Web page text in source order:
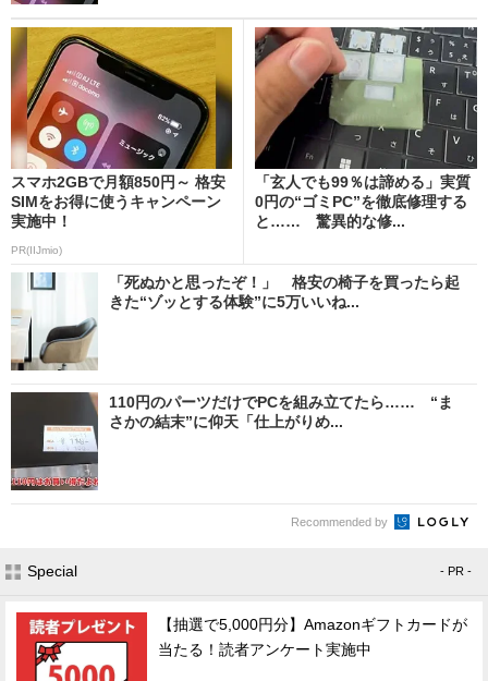
スマホ2GBで月額850円～ 格安
SIMをお得に使うキャンペーン
実施中！
PR(IIJmio)
「玄人でも99％は諦める」実質
0円の“ゴミPC”を徹底修理する
と…… 驚異的な修...
「死ぬかと思ったぞ！」 格安の椅子を買ったら起
きた“ゾッとする体験”に5万いいね...
110円のパーツだけでPCを組み立てたら…… “ま
さかの結末”に仰天「仕上がりめ...
Recommended by
Special - PR -
【抽選で5,000円分】Amazonギフトカードが
当たる！読者アンケート実施中